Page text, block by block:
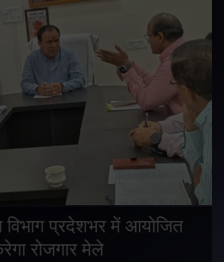
विभाग प्रदेशभर में आयोजित
रोजगार मेले